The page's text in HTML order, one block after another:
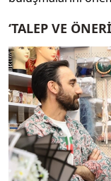
‘TALEP VE